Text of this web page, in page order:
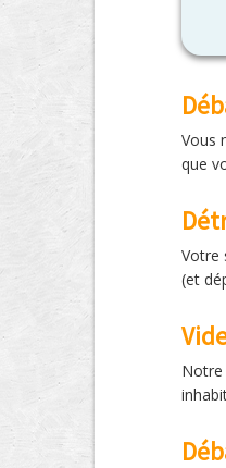
Vous
que
Votre
(et
Notre